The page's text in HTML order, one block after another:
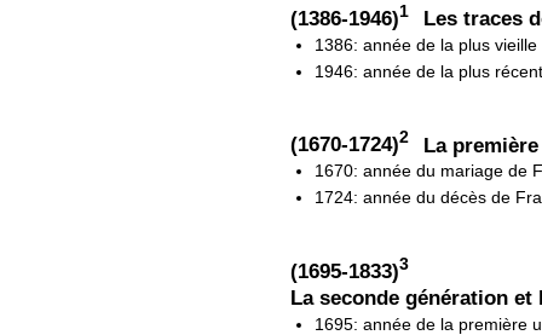
(1386-1946)1 Les traces
1386: année de la plus vieille
1946: année de la plus
(1670-1724)2 La
1670: année du mariage de
1724: année du décès de
(1695-1833)3
La seconde génération
1695: année de la première